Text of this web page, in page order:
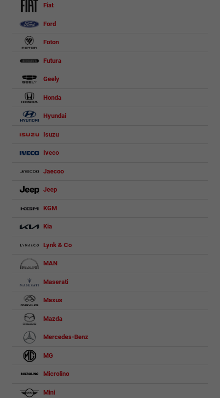
Fiat
Ford
Foton
Futura
Geely
Honda
Hyundai
Isuzu
Iveco
Jaecoo
Jeep
KGM
Kia
Lynk & Co
MAN
Maserati
Maxus
Mazda
Mercedes-Benz
MG
Microlino
Mini